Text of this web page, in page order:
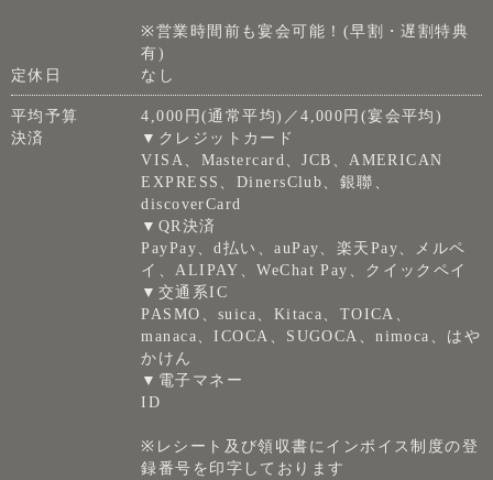
※営業時間前も宴会可能！(早割・遅割特典
有)
定休日
なし
平均予算
4,000円(通常平均)／4,000円(宴会平均)
決済
▼クレジットカード
VISA、Mastercard、JCB、AMERICAN
EXPRESS、DinersClub、銀聯、
discoverCard
▼QR決済
PayPay、d払い、auPay、楽天Pay、メルペ
イ、ALIPAY、WeChat Pay、クイックペイ
▼交通系IC
PASMO、suica、Kitaca、TOICA、
manaca、ICOCA、SUGOCA、nimoca、はや
かけん
▼電子マネー
ID
※レシート及び領収書にインボイス制度の登
録番号を印字しております